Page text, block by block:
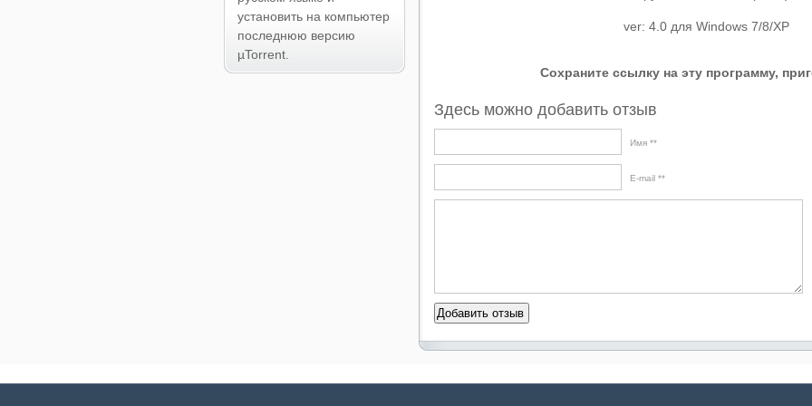
ver: 4.0 для Windows 7/8/XP
Сохраните ссылку на эту программу,
Здесь можно добавить отзыв
Имя *
E-mail *
установить на компьютер
последнюю версию
µTorrent.